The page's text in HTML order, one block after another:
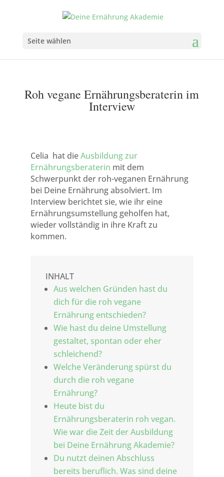
Seite wählen
Roh vegane Ernährungsberaterin im
Interview
Celia hat dieAusbildung zur
Ernährungsberaterin mit dem
Schwerpunkt der roh-veganen Ernährung
bei Deine Ernährung absolviert. Im
Interview berichtet sie, wie ihr eine
Ernährungsumstellung geholfen hat,
wieder vollständig in ihre Kraft zu
kommen.
INHALT
Aus welchen Gründen hast du
dich für die roh vegane
Ernährung entschieden?
Wie hast du deine Umstellung
gestaltet, spontan oder eher
schleichend?
Welche Veränderung spürst du
durch die roh vegane
Ernährung?
Heute bist du
Ernährungsberaterin roh vegan.
Wie war die Zeit der Ausbildung
bei Deine Ernährung Akademie?
Du nutzt deinen Abschluss
bereits beruflich. Was sind deine